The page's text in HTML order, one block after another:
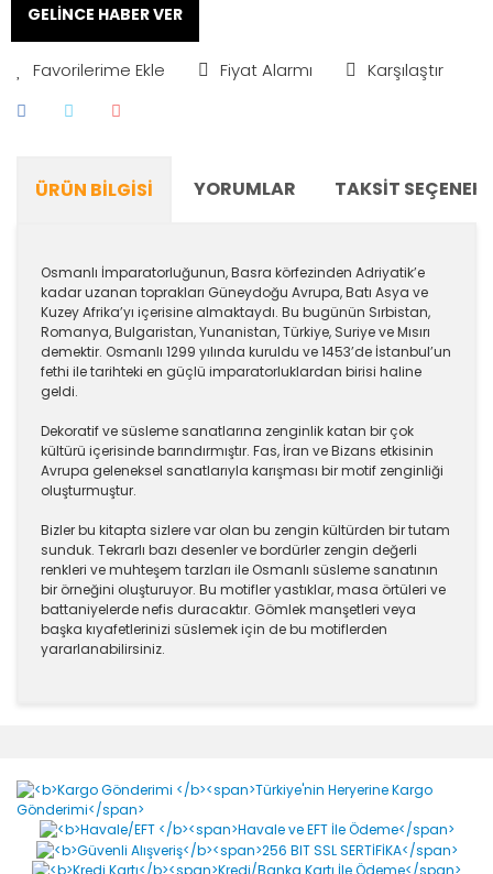
GELİNCE HABER VER
Fiyat Alarmı Karşılaştır
ÜRÜN BILGISI YORUMLAR TAKSIT
Osmanlı İmparatorluğunun, Basra körfezinden Adriyatik’e
kadar uzanan toprakları Güneydoğu Avrupa, Batı Asya ve
Kuzey Afrika’yı içerisine almaktaydı. Bu bugünün Sırbistan,
Romanya, Bulgaristan, Yunanistan, Türkiye, Suriye ve Mısırı
demektir. Osmanlı 1299 yılında kuruldu ve 1453’de İstanbul’un
fethi ile tarihteki en güçlü imparatorluklardan birisi haline
geldi.
Dekoratif ve süsleme sanatlarına zenginlik katan bir çok
kültürü içerisinde barındırmıştır. Fas, İran ve Bizans etkisinin
Avrupa geleneksel sanatlarıyla karışması bir motif zenginliği
oluşturmuştur.
Bizler bu kitapta sizlere var olan bu zengin kültürden bir tutam
sunduk. Tekrarlı bazı desenler ve bordürler zengin değerli
renkleri ve muhteşem tarzları ile Osmanlı süsleme sanatının
bir örneğini oluşturuyor. Bu motifler yastıklar, masa örtüleri ve
battaniyelerde nefis duracaktır. Gömlek manşetleri veya
başka kıyafetlerinizi süslemek için de bu motiflerden
yararlanabilirsiniz.
Yorum Yaz
Ürün resmi kalitesiz, bozuk veya görüntülenemiyor.
Ürün açıklamasında eksik bilgiler bulunuyor.